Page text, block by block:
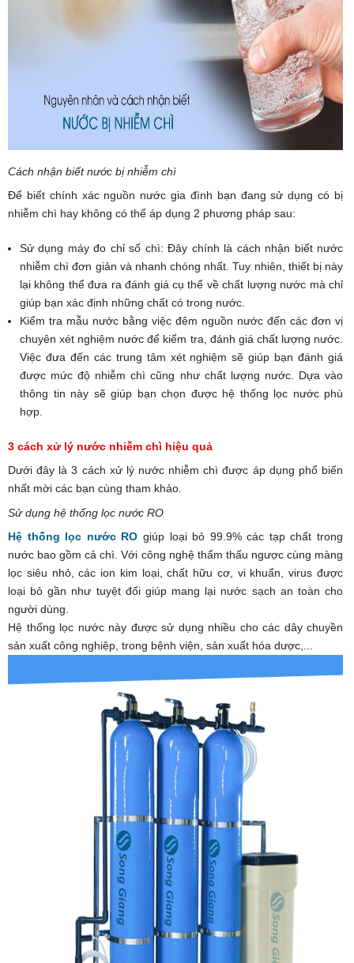
Cách nhận biết nước bị nhiễm chì
Để biết chính xác nguồn nước gia đình bạn đang sử dụng có bị
nhiễm chì hay không có thể áp dụng 2 phương pháp sau:
Sử dụng máy đo chỉ số chì: Đây chính là cách nhận biết nước
nhiễm chì đơn giản và nhanh chóng nhất. Tuy nhiên, thiết bị này
lại không thể đưa ra đánh giá cụ thể về chất lượng nước mà chỉ
giúp bạn xác định những chất có trong nước.
Kiểm tra mẫu nước bằng việc đêm nguồn nước đến các đơn vị
chuyên xét nghiệm nước để kiểm tra, đánh giá chất lượng nước.
Việc đưa đến các trung tâm xét nghiệm sẽ giúp bạn đánh giá
được mức độ nhiễm chì cũng như chất lượng nước. Dựa vào
thông tin này sẽ giúp bạn chọn được hệ thống lọc nước phù
hợp.
3 cách xử lý nước nhiễm chì hiệu quả
Dưới đây là 3 cách xử lý nước nhiễm chì được áp dụng phổ biến
nhất mời các bạn cùng tham khảo.
Sử dụng hệ thống lọc nước RO
Hệ thống lọc nước RO giúp loại bỏ 99.9% các tạp chất trong
nước bao gồm cả chì. Với công nghệ thẩm thấu ngược cùng màng
lọc siêu nhỏ, các ion kim loại, chất hữu cơ, vi khuẩn, virus được
loại bỏ gần như tuyệt đối giúp mang lại nước sạch an toàn cho
người dùng.
Hệ thống lọc nước này được sử dụng nhiều cho các dây chuyền
sản xuất công nghiệp, trong bệnh viện, sản xuất hóa dược,...